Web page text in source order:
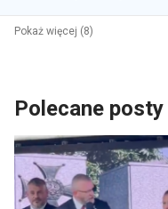
Pokaż więcej (8)
Polecane posty